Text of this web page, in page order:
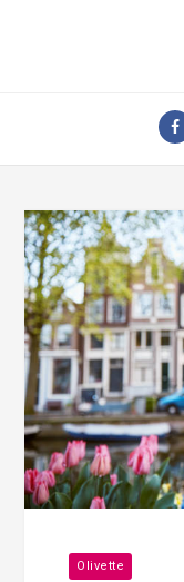
Olivette